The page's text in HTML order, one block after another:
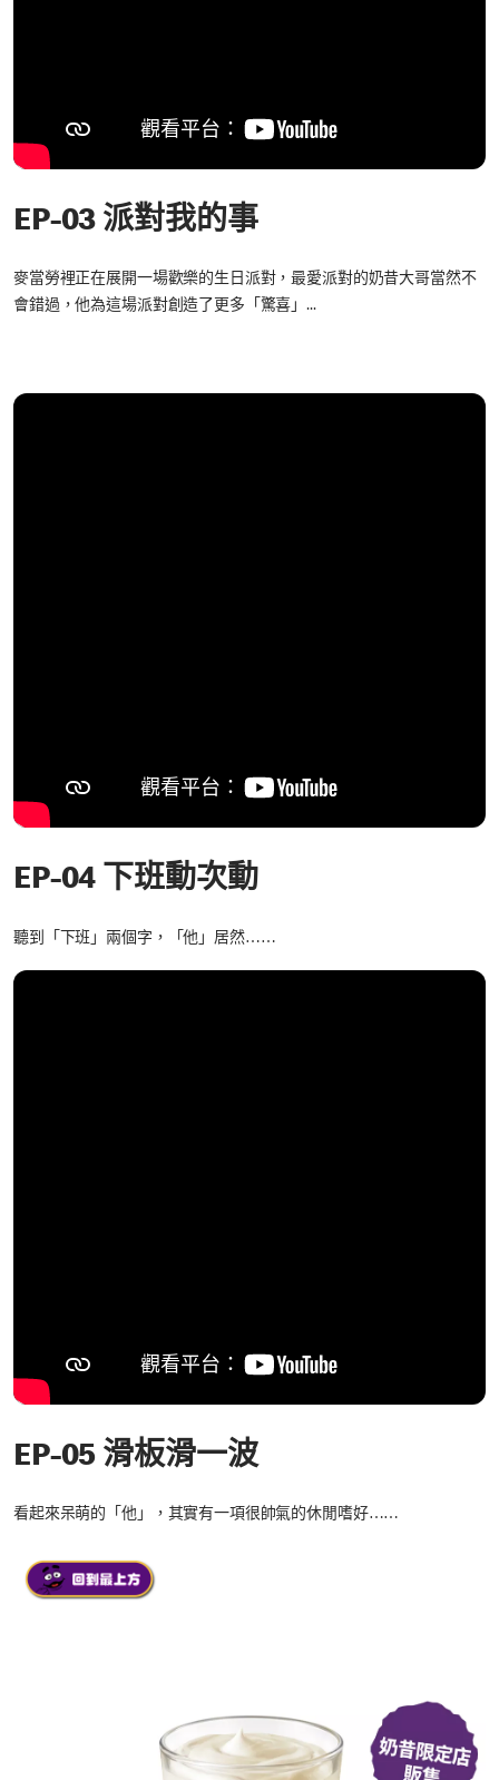
EP-03 派對我的事
麥當勞裡正在展開一場歡樂的生日派對，最愛派對的奶昔大哥當然不
會錯過，他為這場派對創造了更多「驚喜」...
EP-04 下班動次動
聽到「下班」兩個字，「他」居然……
EP-05 滑板滑一波
看起來呆萌的「他」，其實有一項很帥氣的休閒嗜好……